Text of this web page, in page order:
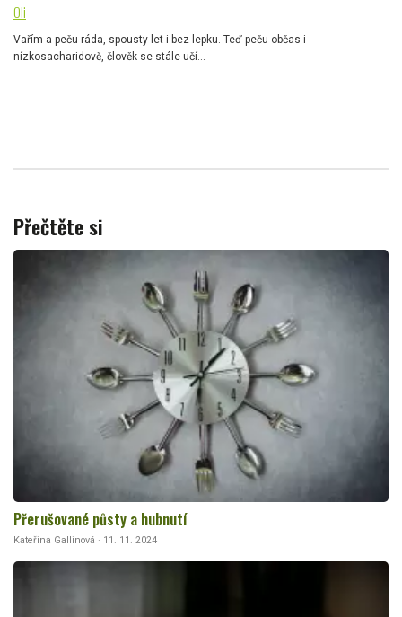
Oli
Vařím a peču ráda, spousty let i bez lepku. Teď peču občas i
nízkosacharidově, člověk se stále učí...
Přečtěte si
Přerušované půsty a hubnutí
Kateřina Gallinová · 11. 11. 2024